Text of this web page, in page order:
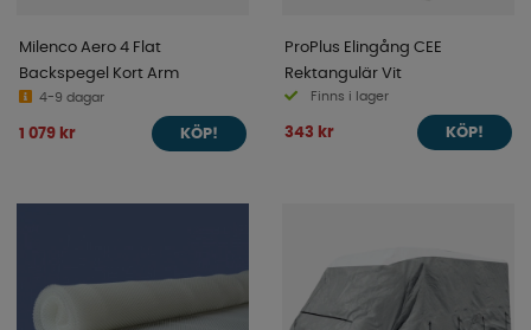
Milenco Aero 4 Flat
Backspegel Kort Arm
4-9 dagar
1 079 kr KÖP!
ProPlus Elingång CEE
Rektangulär Vit
Finns i lager
343 kr KÖP!